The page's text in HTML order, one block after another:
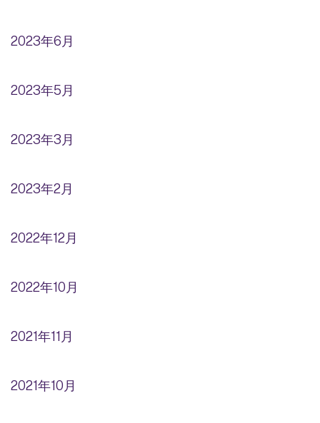
2023年6月
2023年5月
2023年3月
2023年2月
2022年12月
2022年10月
2021年11月
2021年10月